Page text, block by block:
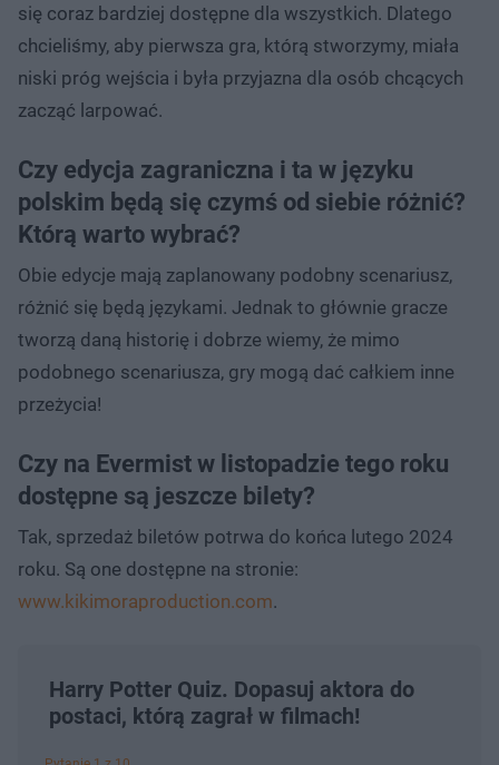
się coraz bardziej dostępne dla wszystkich. Dlatego
chcieliśmy, aby pierwsza gra, którą stworzymy, miała
niski próg wejścia i była przyjazna dla osób chcących
zacząć larpować.
Czy edycja zagraniczna i ta w języku
polskim będą się czymś od siebie różnić?
Którą warto wybrać?
Obie edycje mają zaplanowany podobny scenariusz,
różnić się będą językami. Jednak to głównie gracze
tworzą daną historię i dobrze wiemy, że mimo
podobnego scenariusza, gry mogą dać całkiem inne
przeżycia!
Czy na Evermist w listopadzie tego roku
dostępne są jeszcze bilety?
Tak, sprzedaż biletów potrwa do końca lutego 2024
roku. Są one dostępne na stronie:
www.kikimoraproduction.com.
Harry Potter Quiz. Dopasuj aktora do
postaci, którą zagrał w filmach!